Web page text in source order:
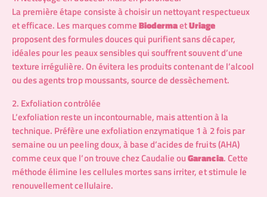
La première étape consiste à choisir un nettoyant respectueux
et efficace. Les marques commeBiodermaetUriage
proposent des formules douces qui purifient sans décaper,
idéales pour les peaux sensibles qui souffrent souvent d’une
texture irrégulière. On évitera les produits contenant de l’alcool
ou des agents trop moussants, source de dessèchement.
2. Exfoliation contrôlée
L’exfoliation reste un incontournable, mais attention à la
technique. Préfère une exfoliation enzymatique 1 à 2 fois par
semaine ou un peeling doux, à base d’acides de fruits (AHA)
comme ceux que l’on trouve chezCaudalieouGarancia. Cette
méthode élimine les cellules mortes sans irriter, et stimule le
renouvellement cellulaire.